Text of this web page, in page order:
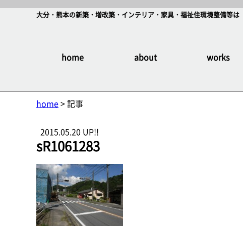
大分・熊本の新築・増改築・インテリア・家具・福祉住環境整備等
home about works
home > 記事
2015.05.20 UP!!
sR1061283